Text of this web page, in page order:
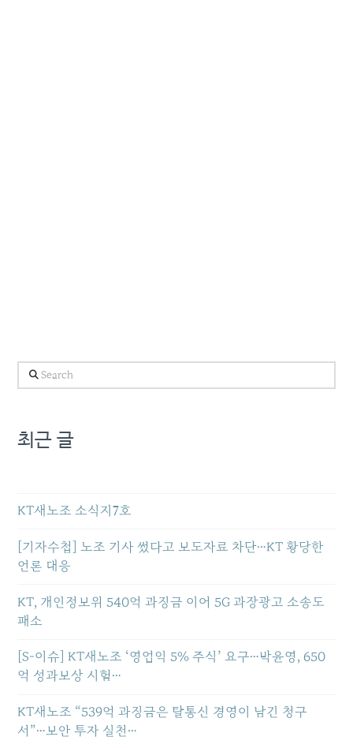
Search
최근 글
KT새노조 소식지7호
[기자수첩] 노조 기사 썼다고 보도자료 차단…KT 황당한
언론 대응
KT, 개인정보위 540억 과징금 이어 5G 과장광고 소송도
패소
[S-이슈] KT새노조 ‘영업익 5% 주식’ 요구…박윤영, 650
억 성과보상 시험…
KT새노조 “539억 과징금은 탈통신 경영이 남긴 청구
서”…보안 투자 실천…